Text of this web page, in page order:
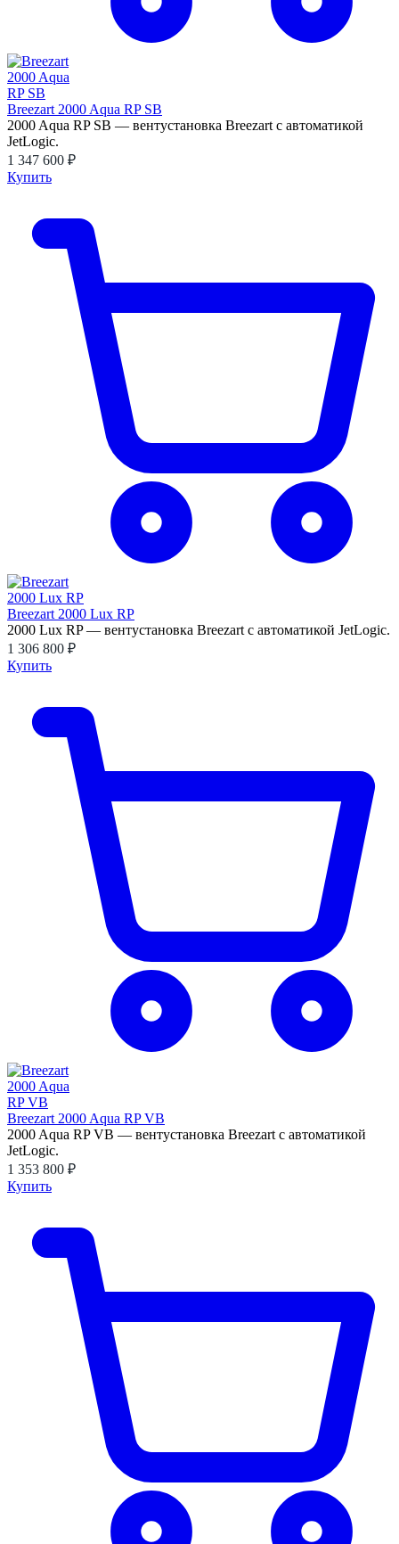
Breezart 2000 Aqua RP SB
2000 Aqua RP SB — вентустановка Breezart с автоматикой
JetLogic.
1 347 600 ₽
Купить
Breezart 2000 Lux RP
2000 Lux RP — вентустановка Breezart с автоматикой JetLogic.
1 306 800 ₽
Купить
Breezart 2000 Aqua RP VB
2000 Aqua RP VB — вентустановка Breezart с автоматикой
JetLogic.
1 353 800 ₽
Купить